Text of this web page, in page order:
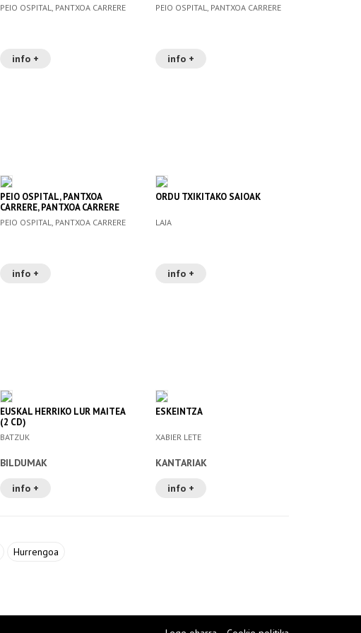
PEIO OSPITAL, PANTXOA CARRERE
info +
PEIO OSPITAL, PANTXOA CARRERE
info +
PEIO OSPITAL, PANTXOA
CARRERE, PANTXOA CARRERE
PEIO OSPITAL, PANTXOA CARRERE
info +
ORDU TXIKITAKO SAIOAK
LAJA
info +
EUSKAL HERRIKO LUR MAITEA
(2 CD)
BATZUK
BILDUMAK
info +
ESKEINTZA
XABIER LETE
KANTARIAK
info +
Hurrengoa